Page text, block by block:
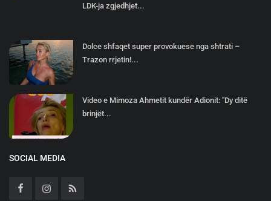
LDK-ja zgjedhjet...
Dolce shfaqet super provokuese nga shtrati –
Trazon rrjetin!...
Video e Mimoza Ahmetit kundër Adionit: "Dy ditë
brinjët...
SOCIAL MEDIA